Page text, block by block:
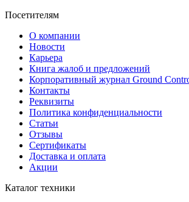
Посетителям
О компании
Новости
Карьера
Книга жалоб и предложений
Корпоративный журнал Ground
Контакты
Реквизиты
Политика конфиденциальности
Статьи
Отзывы
Сертификаты
Доставка и оплата
Акции
Каталог техники